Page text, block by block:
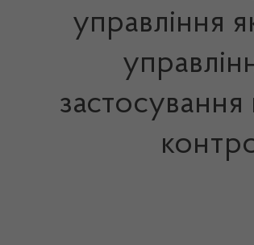
управління